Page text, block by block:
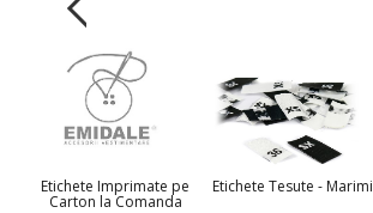
Etichete Imprimate pe
Carton la Comanda
Etichete Tesute - Marimi